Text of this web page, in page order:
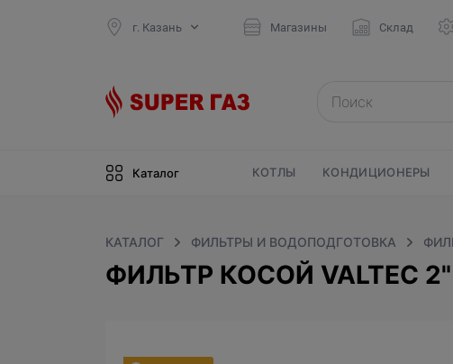
г. Казань Магазины Склад
Каталог КОТЛЫ КОНДИЦИОНЕРЫ
КАТАЛОГ ФИЛЬТРЫ И ВОДОПОДГОТОВКА
ФИЛЬТР КОСОЙ VALTEC 2"